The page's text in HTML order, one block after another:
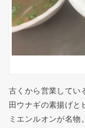
古くから営業してい
田ウナギの素揚げと
ミエンルオンが名